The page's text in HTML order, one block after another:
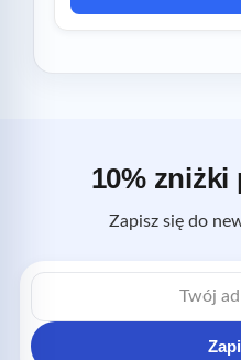
10% zniżki
Zapisz się do